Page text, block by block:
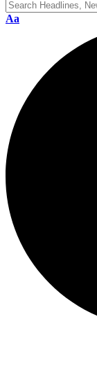
Aa